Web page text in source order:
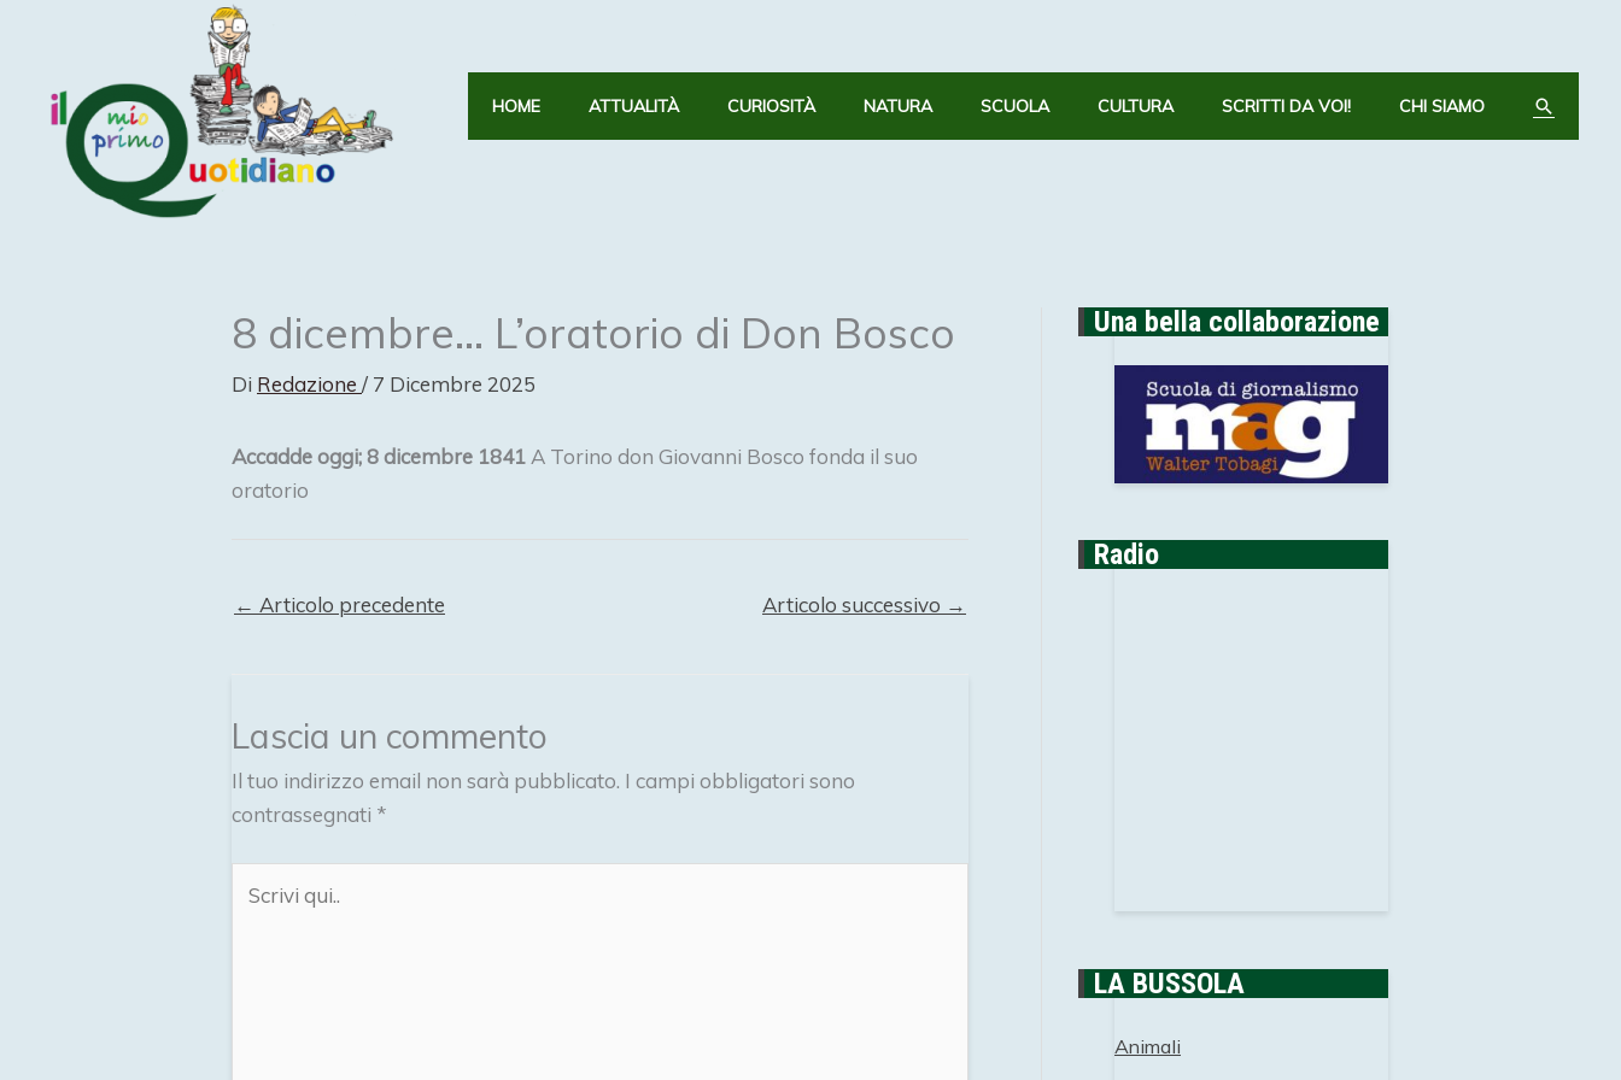
HOME ATTUALITÀ CURIOSITÀ NATURA SCUOLA CULTURA SCRITTI DA VOI! CHI SIAMO CERCA
8 dicembre… L’oratorio di Don Bosco
Di Redazione / 7 Dicembre 2025
Accadde oggi; 8 dicembre 1841 A Torino don Giovanni Bosco fonda il suo
oratorio
← Articolo precedente Articolo successivo →
Lascia un commento
Il tuo indirizzo email non sarà pubblicato. I campi obbligatori sono
contrassegnati *
qui..
Una bella collaborazione
Radio
LA BUSSOLA
Animali